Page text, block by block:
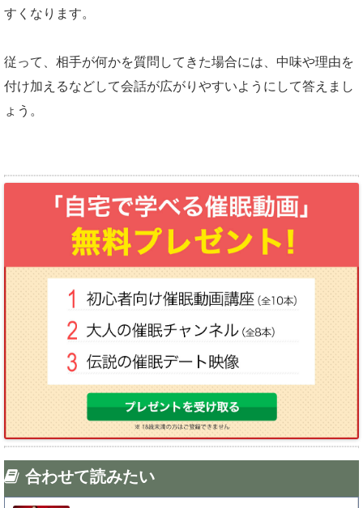
すくなります。
従って、相手が何かを質問してきた場合には、中味や理由を
付け加えるなどして会話が広がりやすいようにして答えまし
ょう。
合わせて読みたい